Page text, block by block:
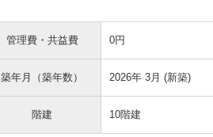
管理費・共益費 0円
築年月（築年数） 2026年 3月 (新築)
階建 10階建